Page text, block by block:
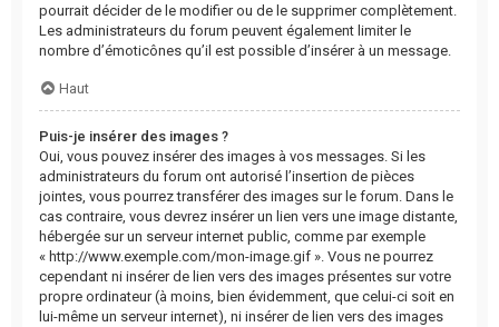
pourrait décider de le modifier ou de le supprimer complètement.
Les administrateurs du forum peuvent également limiter le
nombre d’émoticônes qu’il est possible d’insérer à un message.
Haut
Puis-je insérer des images ?
Oui, vous pouvez insérer des images à vos messages. Si les
administrateurs du forum ont autorisé l’insertion de pièces
jointes, vous pourrez transférer des images sur le forum. Dans le
cas contraire, vous devrez insérer un lien vers une image distante,
hébergée sur un serveur internet public, comme par exemple
« http://www.exemple.com/mon-image.gif ». Vous ne pourrez
cependant ni insérer de lien vers des images présentes sur votre
propre ordinateur (à moins, bien évidemment, que celui-ci soit en
lui-même un serveur internet), ni insérer de lien vers des images